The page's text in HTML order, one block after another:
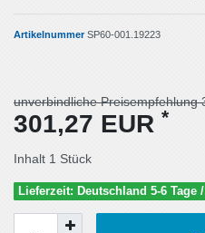
ArtikelnummerSP60-001.19223
unverbindliche Preisempfehlung
301,27 EUR *
Inhalt 1 Stück
Lieferzeit: Deutschland 5-6 Tage